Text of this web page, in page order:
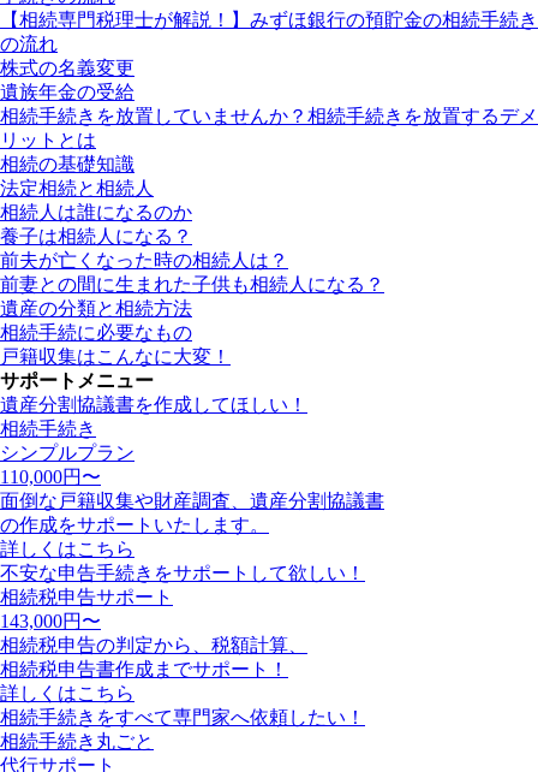
【相続専門税理士が解説！】みずほ銀行の預貯金の相続手続き
の流れ
株式の名義変更
遺族年金の受給
相続手続きを放置していませんか？相続手続きを放置するデメ
リットとは
相続の基礎知識
法定相続と相続人
相続人は誰になるのか
養子は相続人になる？
前夫が亡くなった時の相続人は？
前妻との間に生まれた子供も相続人になる？
遺産の分類と相続方法
相続手続に必要なもの
戸籍収集はこんなに大変！
サポートメニュー
遺産分割協議書を作成してほしい！
相続手続き
シンプルプラン
110,000円〜
面倒な戸籍収集や財産調査、遺産分割協議書
の作成をサポートいたします。
詳しくはこちら
不安な申告手続きをサポートして欲しい！
相続税申告サポート
143,000円〜
相続税申告の判定から、税額計算、
相続税申告書作成までサポート！
詳しくはこちら
相続手続きをすべて専門家へ依頼したい！
相続手続き丸ごと
代行サポート